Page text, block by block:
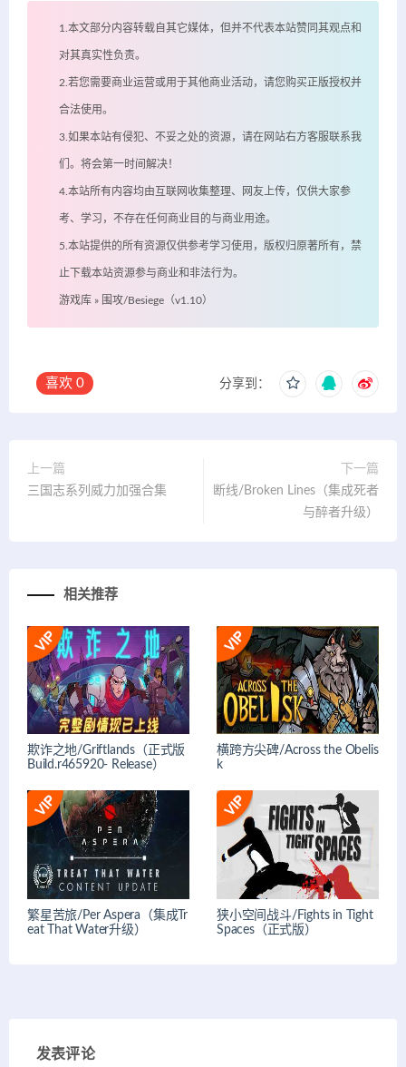
1.本文部分内容转载自其它媒体，但并不代表本站赞同其观点和
对其真实性负责。
2.若您需要商业运营或用于其他商业活动，请您购买正版授权并
合法使用。
3.如果本站有侵犯、不妥之处的资源，请在网站右方客服联系我
们。将会第一时间解决！
4.本站所有内容均由互联网收集整理、网友上传，仅供大家参
考、学习，不存在任何商业目的与商业用途。
5.本站提供的所有资源仅供参考学习使用，版权归原著所有，禁
止下载本站资源参与商业和非法行为。
游戏库 » 围攻/Besiege（v1.10）
喜欢 0 分享到：
上一篇
三国志系列威力加强合集
下一篇
断线/Broken Lines（集成死者
与醉者升级）
相关推荐
欺诈之地/Griftlands（正式版
Build.r465920- Release）
横跨方尖碑/Across the Obelis
k
繁星苦旅/Per Aspera（集成Tr
eat That Water升级）
狭小空间战斗/Fights in Tight
Spaces（正式版）
发表评论